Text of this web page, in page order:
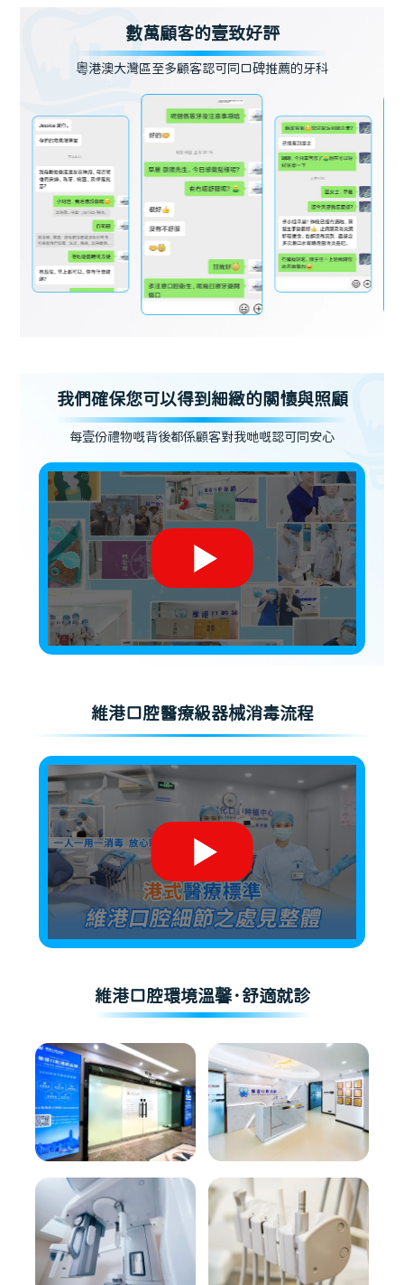
數萬顧客的壹致好評
粵港澳大灣區至多顧客認可同口碑推薦的牙科
我們確保您可以得到細緻的關懷與照顧
每壹份禮物嘅背後都係顧客對我哋嘅認可同安心
維港口腔醫療級器械消毒流程
維港口腔環境溫馨·舒適就診